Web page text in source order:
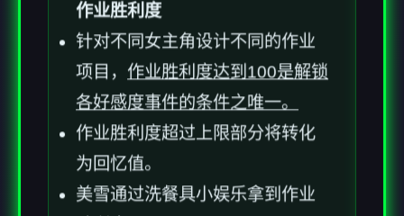
作业胜利度
针对不同女主角设计不同的作业
项目， 作业胜利度达到100是解锁
各好感度事件的条件之唯一。
作业胜利度超过上限部分将转化
为回忆值。
美雪通过洗餐具小娱乐拿到作业